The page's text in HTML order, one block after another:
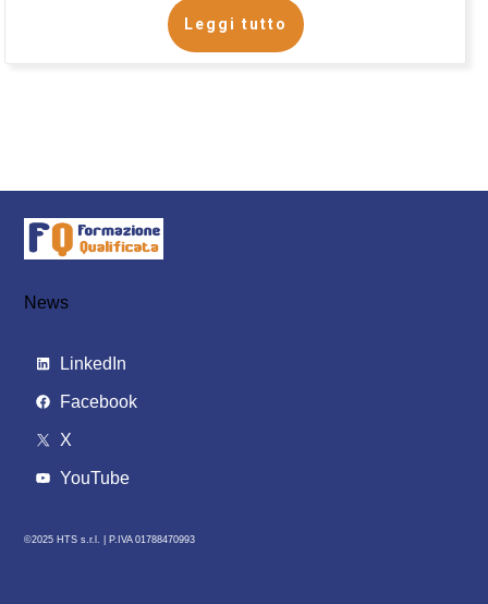
Leggi tutto
News
LinkedIn
Facebook
X
YouTube
©2025 HTS s.r.l. | P.IVA 01788470993